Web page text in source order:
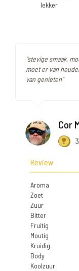
lekker
"stevige smaak,
moet er van
van genieten"
Cor
Review
Aroma
Zoet
Zuur
Bitter
Fruitig
Moutig
Kruidig
Body
Koolzuur